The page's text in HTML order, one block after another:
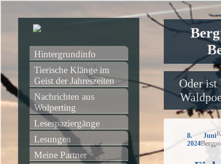
Oder ist
8. Juni
2024
Hintergrundinfo
Tierische Klänge im
Geist der Jahreszeiten
Nachrichten aus
Wolperting
Lesespaziergänge
Lesungen
Meine Partner